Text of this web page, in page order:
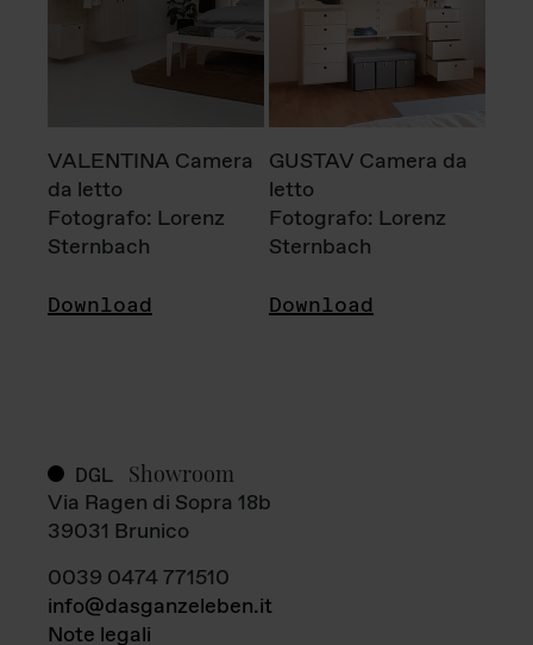
VALENTINA Camera
da letto
Fotografo: Lorenz
Sternbach
Download
GUSTAV Camera da
letto
Fotografo: Lorenz
Sternbach
Download
DGL Showroom
Via Ragen di Sopra 18b
39031 Brunico
0039 0474 771510
info@dasganzeleben.it
Note legali